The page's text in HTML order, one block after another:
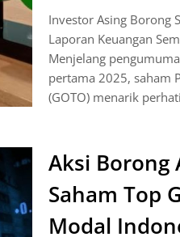
Investor Asing Borong
Laporan Keuangan
Menjelang
pertama 2025, saham
(GOTO) menarik
Aksi Borong
Saham Top
Modal